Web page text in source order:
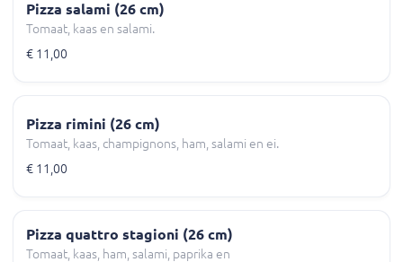
Pizza salami (26 cm)
Tomaat, kaas en salami.
€ 11,00
Pizza rimini (26 cm)
Tomaat, kaas, champignons, ham, salami en ei.
€ 11,00
Pizza quattro stagioni (26 cm)
Tomaat, kaas, ham, salami, paprika en